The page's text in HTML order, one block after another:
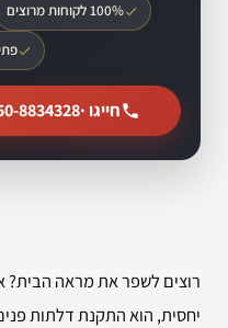
100% לקוחות מרוצים
חייגו ·8834328
רוצים לשפר את מראה הבית?
יחסית, הוא התקנת דלתות